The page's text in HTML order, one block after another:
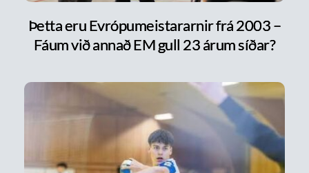
Þetta eru Evrópumeistararnir frá 2003 –
Fáum við annað EM gull 23 árum síðar?